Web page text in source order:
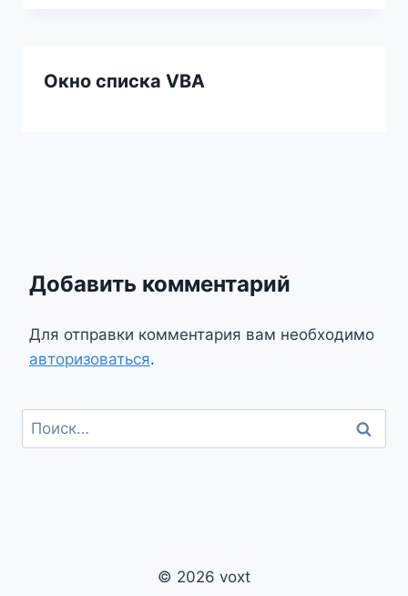
Окно списка VBA
Добавить комментарий
Для отправки комментария вам необходимо
авторизоваться.
Найти:
© 2026 voxt